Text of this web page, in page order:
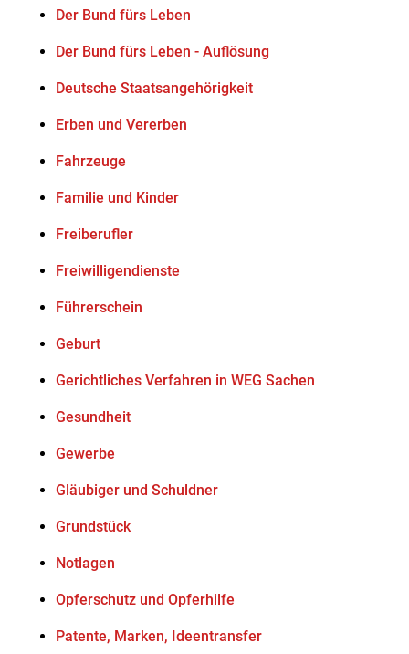
Der Bund fürs Leben
Der Bund fürs Leben - Auflösung
Deutsche Staatsangehörigkeit
Erben und Vererben
Fahrzeuge
Familie und Kinder
Freiberufler
Freiwilligendienste
Führerschein
Geburt
Gerichtliches Verfahren in WEG Sachen
Gesundheit
Gewerbe
Gläubiger und Schuldner
Grundstück
Notlagen
Opferschutz und Opferhilfe
Patente, Marken, Ideentransfer